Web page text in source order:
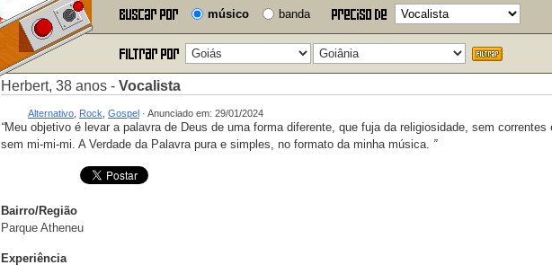
músico banda
Herbert, 38 anos - Vocalista
Alternativo Rock Gospel · Anunciado em: 29/01/2024
“Meu objetivo é levar a palavra de Deus de uma forma diferente, que fuja da religiosidade, sem correntes
sem mi-mi-mi. A Verdade da Palavra pura e simples, no formato da minha música. ”
Bairro/Região
Parque Atheneu
Experiência